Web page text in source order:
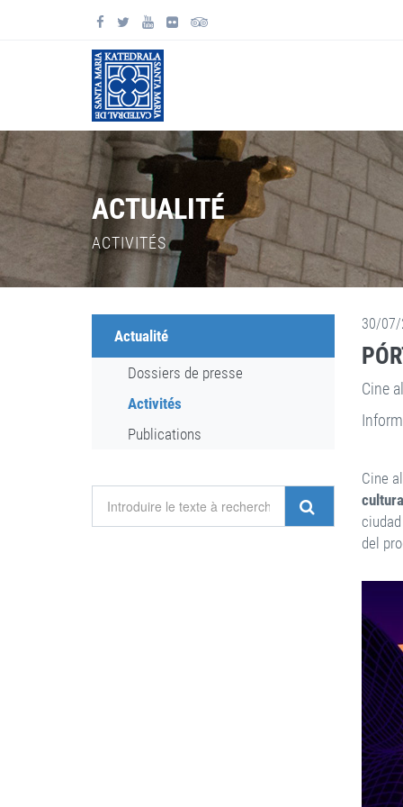
ACTUALITÉ
ACTIVITÉS
Actualité
Dossiers de presse
Activités
Publications
30/
Cine
Cine
del